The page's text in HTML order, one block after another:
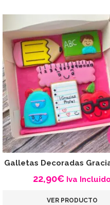
Galletas Decoradas
22,90€ Iva
VER PRODUCTO